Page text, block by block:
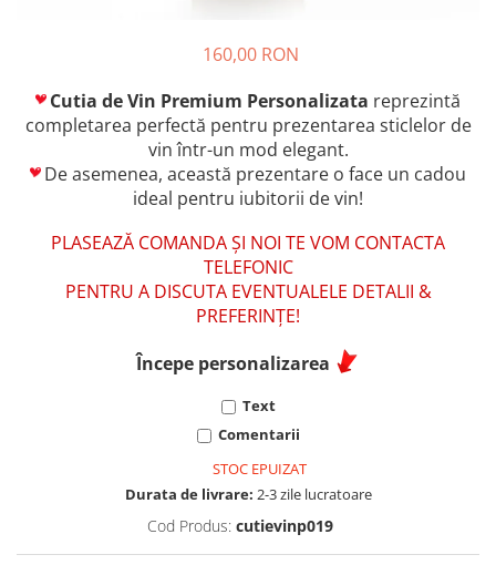
160,00 RON
Cutia de Vin Premium Personalizata reprezintă
completarea perfectă pentru prezentarea sticlelor de
vin într-un mod elegant.
De asemenea, această prezentare o face un cadou
ideal pentru iubitorii de vin!
PLASEAZĂ COMANDA ȘI NOI TE VOM CONTACTA
TELEFONIC
PENTRU A DISCUTA EVENTUALELE DETALII &
PREFERINȚE!
Începe personalizarea
Text
Comentarii
STOC EPUIZAT
Durata de livrare: 2-3 zile lucratoare
Cod Produs: cutievinp019